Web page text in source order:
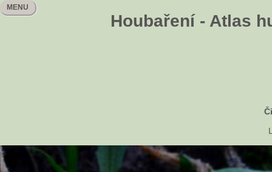
Houbaření - Atlas
MENU